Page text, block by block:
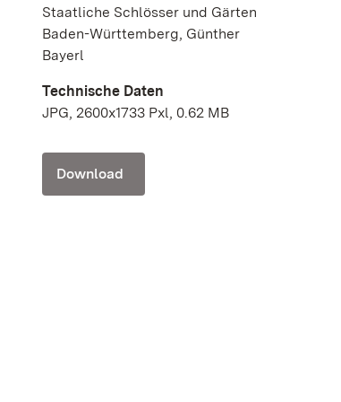
Staatliche Schlösser und Gärten
Baden-Württemberg, Günther
Bayerl
Technische Daten
JPG, 2600x1733 Pxl, 0.62 MB
Download